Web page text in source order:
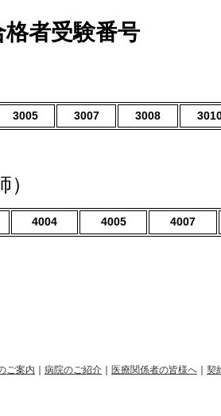
者受験番号
3005 3007 3008
4004 4005 4007
ご案内 病院のご紹介 医療関係者の皆様へ 契